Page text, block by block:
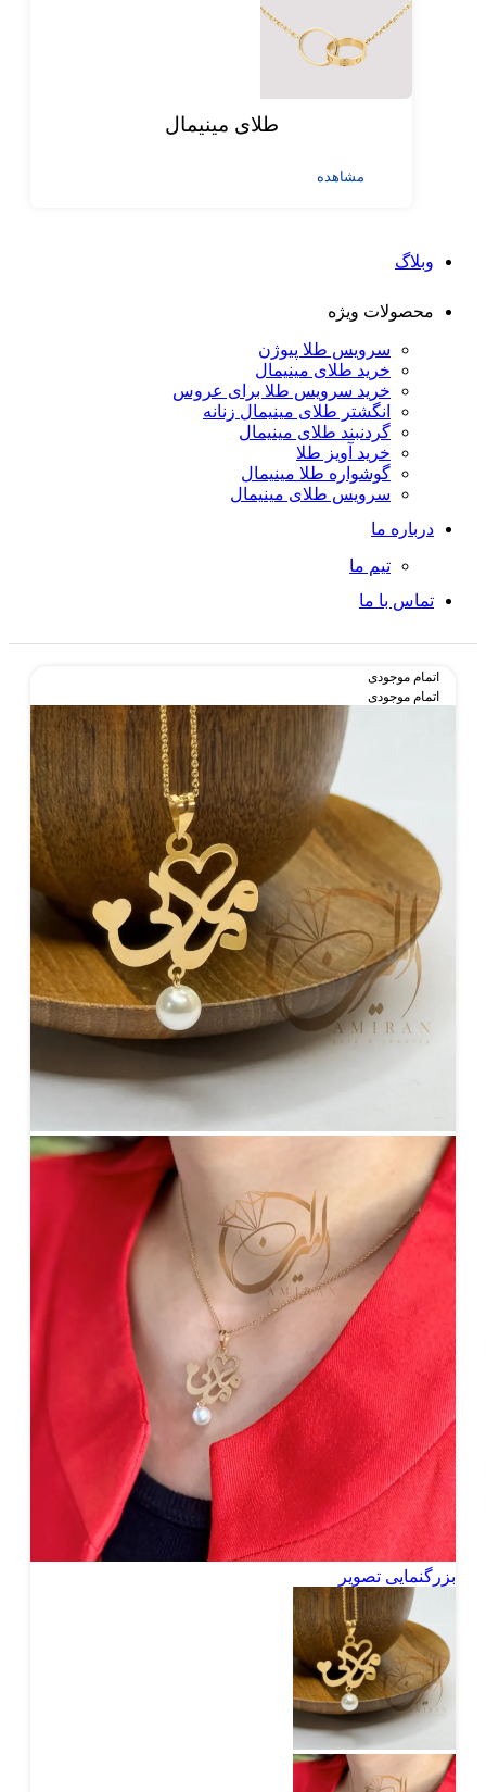
طلای مینیمال
مشاهده
وبلاگ
محصولات ویژه
سرویس طلا پیوژن
خرید طلای مینیمال
خرید سرویس طلا برای عروس
انگشتر طلای مینیمال زنانه
گردنبند طلای مینیمال
خرید آویز طلا
گوشواره طلا مینیمال
سرویس طلای مینیمال
درباره ما
تیم ما
تماس با ما
اتمام موجودی
اتمام موجودی
بزرگنمایی تصویر